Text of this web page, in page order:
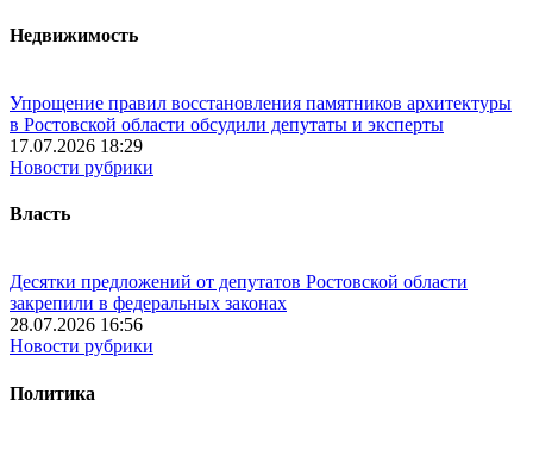
Недвижимость
Упрощение правил восстановления памятников архитектуры
в Ростовской области обсудили депутаты и эксперты
17.07.2026 18:29
Новости рубрики
Власть
Десятки предложений от депутатов Ростовской области
закрепили в федеральных законах
28.07.2026 16:56
Новости рубрики
Политика